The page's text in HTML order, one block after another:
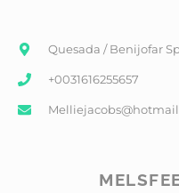
Quesada / Benijofar
+0031616255657